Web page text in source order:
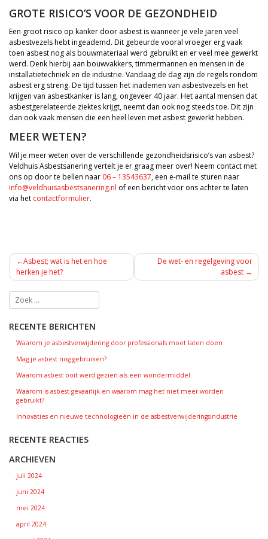
GROTE RISICO’S VOOR DE GEZONDHEID
Een groot risico op kanker door asbest is wanneer je vele jaren veel
asbestvezels hebt ingeademd. Dit gebeurde vooral vroeger erg vaak
toen asbest nog als bouwmateriaal werd gebruikt en er veel mee gewerkt
werd. Denk hierbij aan bouwvakkers, timmermannen en mensen in de
installatietechniek en de industrie. Vandaag de dag zijn de regels rondom
asbest erg streng. De tijd tussen het inademen van asbestvezels en het
krijgen van asbestkanker is lang, ongeveer 40 jaar. Het aantal mensen dat
asbestgerelateerde ziektes krijgt, neemt dan ook nog steeds toe. Dit zijn
dan ook vaak mensen die een heel leven met asbest gewerkt hebben.
MEER WETEN?
Wil je meer weten over de verschillende gezondheidsrisico’s van asbest?
Veldhuis Asbestsanering vertelt je er graag meer over! Neem contact met
ons op door te bellen naar 06 – 13543637, een e-mail te sturen naar
info@veldhuisasbestsanering.nl of een bericht voor ons achter te laten
via het contactformulier.
BERICHT
NAVIGATIE
Asbest; wat is het en hoe
herken je het?
De wet- en regelgeving voor
asbest
RECENTE BERICHTEN
Waarom je asbestverwijdering door professionals moet laten doen
Mag je asbest nog gebruiken?
Waarom asbest ooit werd gezien als een wondermiddel
Waarom is asbest gevaarlijk en waarom mag het niet meer worden
gebruikt?
Innovaties en nieuwe technologieën in de asbestverwijderingsindustrie
RECENTE REACTIES
ARCHIEVEN
juli 2024
juni 2024
mei 2024
april 2024